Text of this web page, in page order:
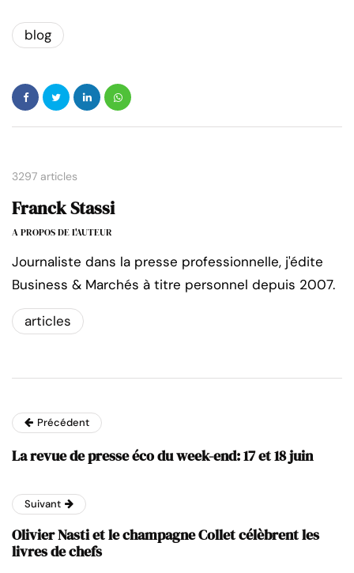
blog
3297 articles
Franck Stassi
A PROPOS DE L'AUTEUR
Journaliste dans la presse professionnelle, j'édite
Business & Marchés à titre personnel depuis 2007.
articles
Précédent
La revue de presse éco du week-end: 17 et 18 juin
Suivant
Olivier Nasti et le champagne Collet célèbrent les
livres de chefs